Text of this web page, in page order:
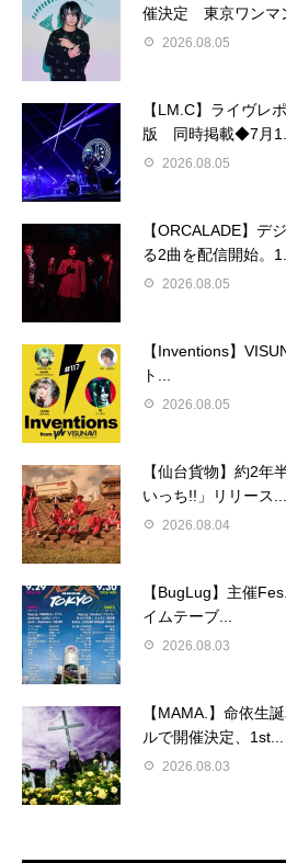
催決定 東京ワンマ
2026.08.05
【LM.C】ライヴレ
版 同時掲載◆7月
2026.08.05
【ORCALADE】デ
る2曲を配信開始。
2026.08.05
【Inventions】
ト...
2026.08.05
【仙台貨物】約2年
いっち!!」リリース...
2026.08.04
【BugLug】主催
イムテーブ...
2026.08.03
【MAMA.】命依生
ルで開催決定、1st...
2026.08.03